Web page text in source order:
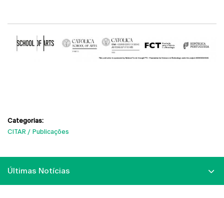
Categorias:
CITAR
Publicações
Últimas Notícias